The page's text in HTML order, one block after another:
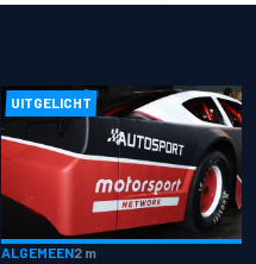
UITGELICHT
ALGEMEEN2 m